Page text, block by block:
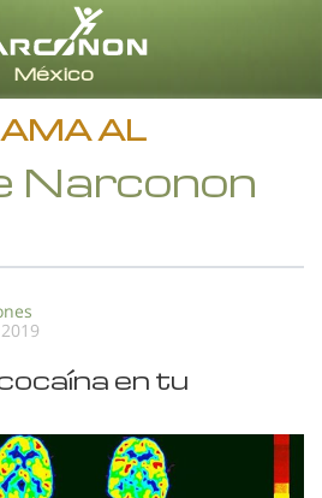
Español
Todas las Regiones/Idiomas
AL
Narconon
en tu